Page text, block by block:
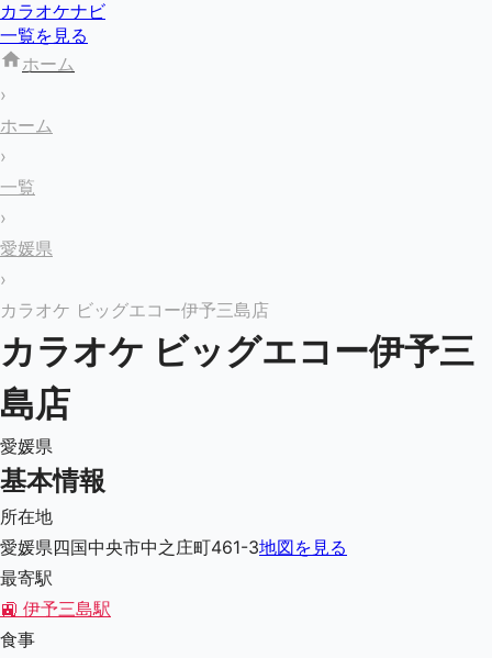
カラオケナビ
一覧を見る
ホーム
›
ホーム
›
一覧
›
愛媛県
›
カラオケ ビッグエコー伊予三島店
カラオケ ビッグエコー伊予三
島店
愛媛県
基本情報
所在地
愛媛県四国中央市中之庄町461-3地図を見る
最寄駅
🚉 伊予三島駅
食事